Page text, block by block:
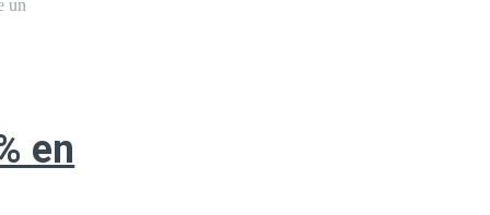
un
en